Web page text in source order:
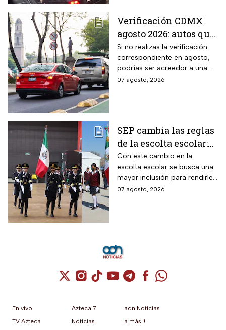
Verificación CDMX
agosto 2026: autos que
deben hacer el
trámite y posibles
multas
Si no realizas la verificación
correspondiente en agosto,
podrías ser acreedor a una
sanción económica
07 agosto, 2026
SEP cambia las reglas
de la escolta escolar:
¿cómo se elegirá a los
alumnos a partir de
ahora?
Con este cambio en la
escolta escolar se busca una
mayor inclusión para rendirle
honores a la bandera
07 agosto, 2026
Cuenta de X / Twitter (se abre en una
Cuenta de Instagram (se abre en una
Cuenta de TikTok (se abre en
Cuenta de YouTube (se abre
Cuenta de Telegram (se
Cuenta de
Cuenta de
En vivo
TV Azteca
Azteca 7
Noticias
adn Noticias
a más +